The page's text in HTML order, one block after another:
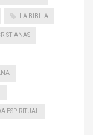
LA BIBLIA
ESPIRITUAL